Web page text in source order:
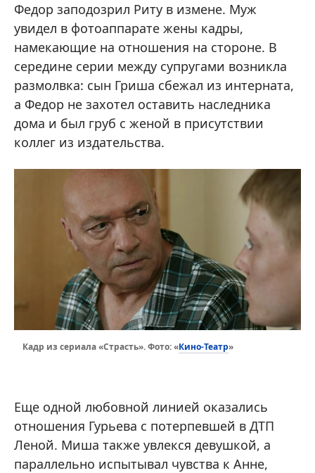
Федор заподозрил Риту в измене. Муж
увидел в фотоаппарате жены кадры,
намекающие на отношения на стороне. В
середине серии между супругами возникла
размолвка: сын Гриша сбежал из интерната,
а Федор не захотел оставить наследника
дома и был груб с женой в присутствии
коллег из издательства.
Кадр из сериала «Страсть». Фото: «Кино-Театр»
Еще одной любовной линией оказались
отношения Гурьева с потерпевшей в ДТП
Леной. Миша также увлекся девушкой, а
параллельно испытывал чувства к Анне,